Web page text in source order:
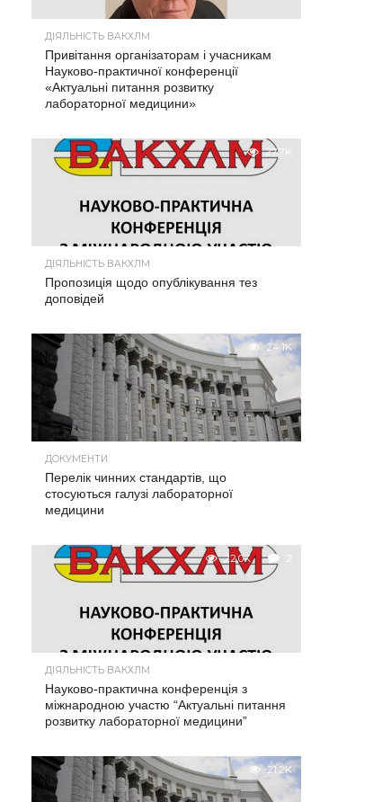
ДІЯЛЬНІСТЬ ВАКХЛМ
Привітання організаторам і учасникам
Науково-практичної конференції
«Актуальні питання розвитку
лабораторної медицини»
27.7K
ДІЯЛЬНІСТЬ ВАКХЛМ
Пропозиція щодо опублікування тез
доповідей
24.1K
ДОКУМЕНТИ
Перелік чинних стандартів, що
стосуються галузі лабораторної
медицини
22.0K 2
ДІЯЛЬНІСТЬ ВАКХЛМ
Науково-практична конференція з
міжнародною участю “Актуальні питання
розвитку лабораторної медицини”
21.2K